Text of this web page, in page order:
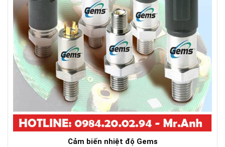
Cảm biến nhiệt độ Gems